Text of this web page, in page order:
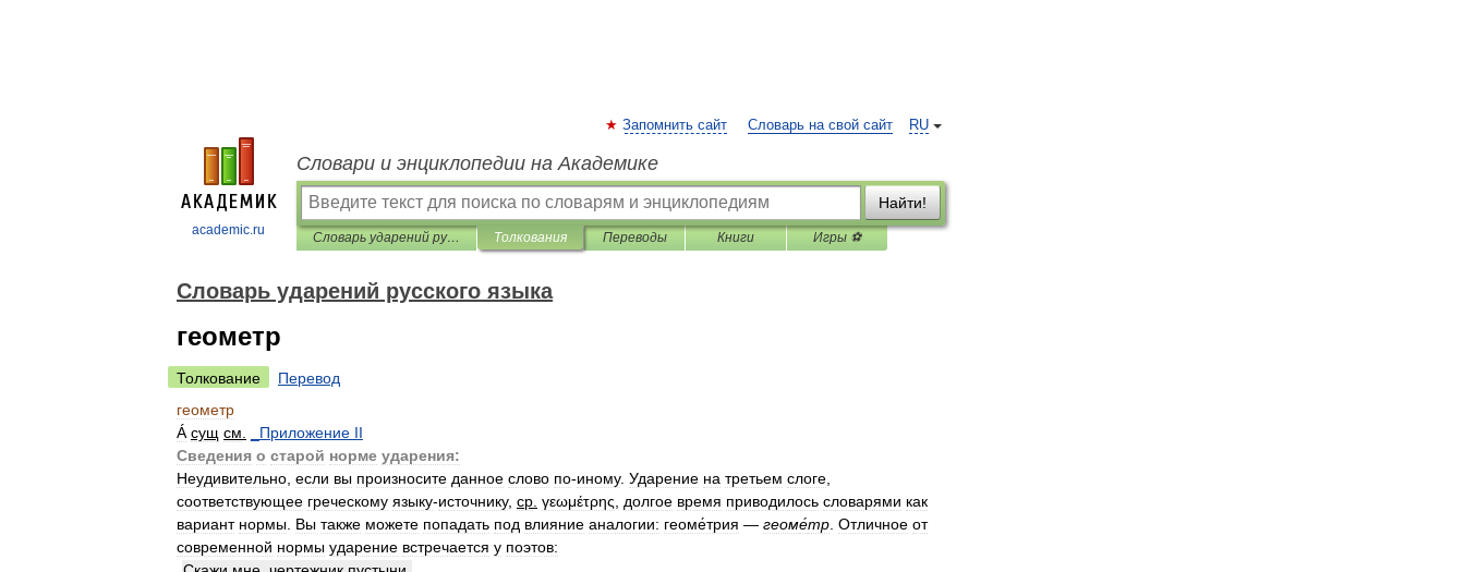
academic.ru
RU
Запомнить сайт Словарь на свой сайт
Словари и энциклопедии на Академике
Найти!
Словарь ударений русского языка Толкования Переводы Книги Игры ⚽
Словарь ударений русского языка
геометр
Толкование
Перевод
геометр
Á сущ см Приложение II
Сведения о старой норме ударения:
Неудивительно если вы произносите данное слово по-иному. Ударение на третьем слоге
соответствующее греческому языку-источнику, ср γεωμέτρης долгое время приводилось словарями как
вариант нормы Вы также можете попадать под влияние аналогии: геоме́трия — геоме́тр Отличное от
современной нормы ударение встречается у поэтов: